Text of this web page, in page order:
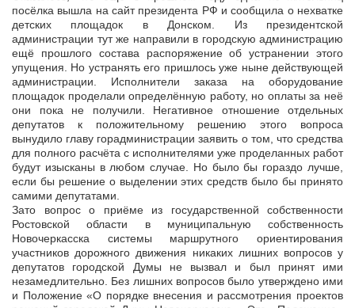
посёлка вышла на сайт президента РФ и сообщила о нехватке
детских площадок в Донском. Из президентской
администрации тут же направили в городскую администрацию
ещё прошлого состава распоряжение об устранении этого
упущения. Но устранять его пришлось уже ныне действующей
администрации. Исполнители заказа на оборудование
площадок проделали определённую работу, но оплаты за неё
они пока не получили. Негативное отношение отдельных
депутатов к положительному решению этого вопроса
вынудило главу горадминистрации заявить о том, что средства
для полного расчёта с исполнителями уже проделанных работ
будут изысканы в любом случае. Но было бы гораздо лучше,
если бы решение о выделении этих средств было бы принято
самими депутатами.
Зато вопрос о приёме из государственной собственности
Ростовской области в муниципальную собственность
Новочеркасска системы маршрутного ориентирования
участников дорожного движения никаких лишних вопросов у
депутатов городской Думы не вызвал и был принят ими
незамедлительно. Без лишних вопросов было утверждено ими
и Положение «О порядке внесения и рассмотрения проектов